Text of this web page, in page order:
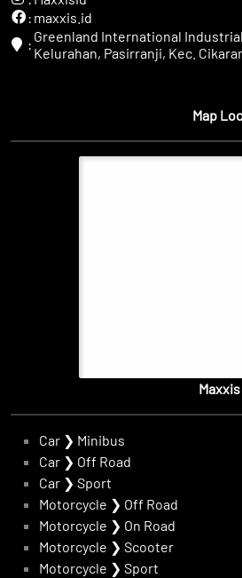
: maxxis.id
: Greenland International Industrial
Kelurahan, Pasirranji, Kec.
Map
Car ❯ Minibus
Car ❯ Off Road
Car ❯ Sport
Motorcycle ❯ Off Road
Motorcycle ❯ On Road
Motorcycle ❯ Scooter
Motorcycle ❯ Sport